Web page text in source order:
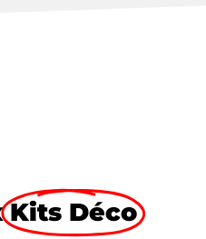
Kits Déco